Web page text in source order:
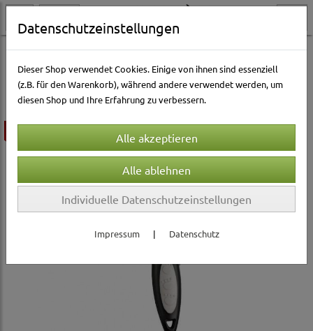
Hundewelt Pflege & Gesundheit
Fellpflege
Hundebürsten & Striegel
Datenschutzeinstellungen
Dieser Shop verwendet Cookies. Einige von ihnen sind essenziell
(z.B. für den Warenkorb), während andere verwendet werden, um
diesen Shop und Ihre Erfahrung zu verbessern.
Individuelle Datenschutzeinstellungen
Impressum | Datenschutz